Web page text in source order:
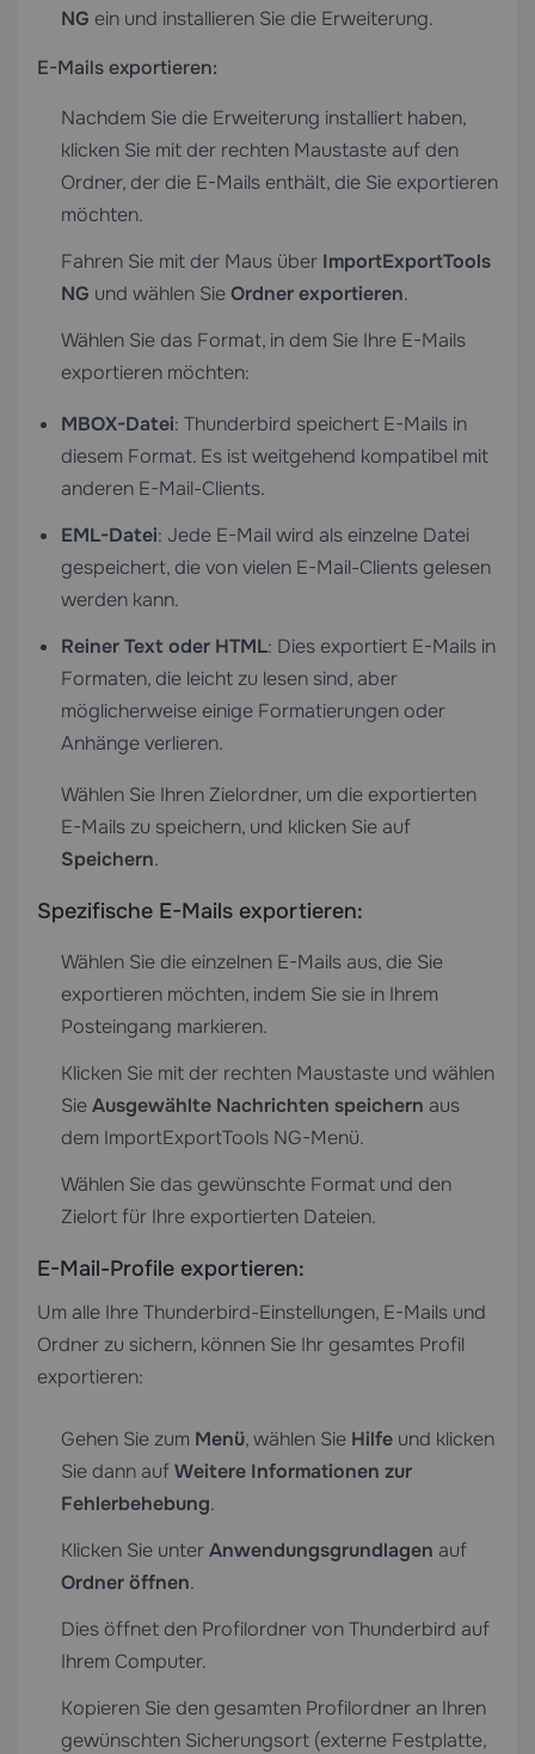
NG ein und installieren Sie die Erweiterung.
E-Mails exportieren:
Nachdem Sie die Erweiterung installiert haben,
klicken Sie mit der rechten Maustaste auf den
Ordner, der die E-Mails enthält, die Sie exportieren
möchten.
Fahren Sie mit der Maus über ImportExportTools
NG und wählen SieOrdner exportieren.
Wählen Sie das Format, in dem Sie Ihre E-Mails
exportieren möchten:
MBOX-Datei: Thunderbird speichert E-Mails in
diesem Format. Es ist weitgehend kompatibel mit
anderen E-Mail-Clients.
EML-Datei: Jede E-Mail wird als einzelne Datei
gespeichert, die von vielen E-Mail-Clients gelesen
werden kann.
Reiner Text oder HTML: Dies exportiert E-Mails in
Formaten, die leicht zu lesen sind, aber
möglicherweise einige Formatierungen oder
Anhänge verlieren.
Wählen Sie Ihren Zielordner, um die exportierten
E-Mails zu speichern, und klicken Sie auf
Speichern.
Spezifische E-Mails exportieren:
Wählen Sie die einzelnen E-Mails aus, die Sie
exportieren möchten, indem Sie sie in Ihrem
Posteingang markieren.
Klicken Sie mit der rechten Maustaste und wählen
SieAusgewählte Nachrichten speichern aus
dem ImportExportTools NG-Menü.
Wählen Sie das gewünschte Format und den
Zielort für Ihre exportierten Dateien.
E-Mail-Profile exportieren:
Um alle Ihre Thunderbird-Einstellungen, E-Mails und
Ordner zu sichern, können Sie Ihr gesamtes Profil
exportieren:
Gehen Sie zum Menü, wählen Sie Hilfe und klicken
Sie dann aufWeitere Informationen zur
Fehlerbehebung.
Klicken Sie unterAnwendungsgrundlagen auf
Ordner öffnen.
Dies öffnet den Profilordner von Thunderbird auf
Ihrem Computer.
Kopieren Sie den gesamten Profilordner an Ihren
gewünschten Sicherungsort (externe Festplatte,